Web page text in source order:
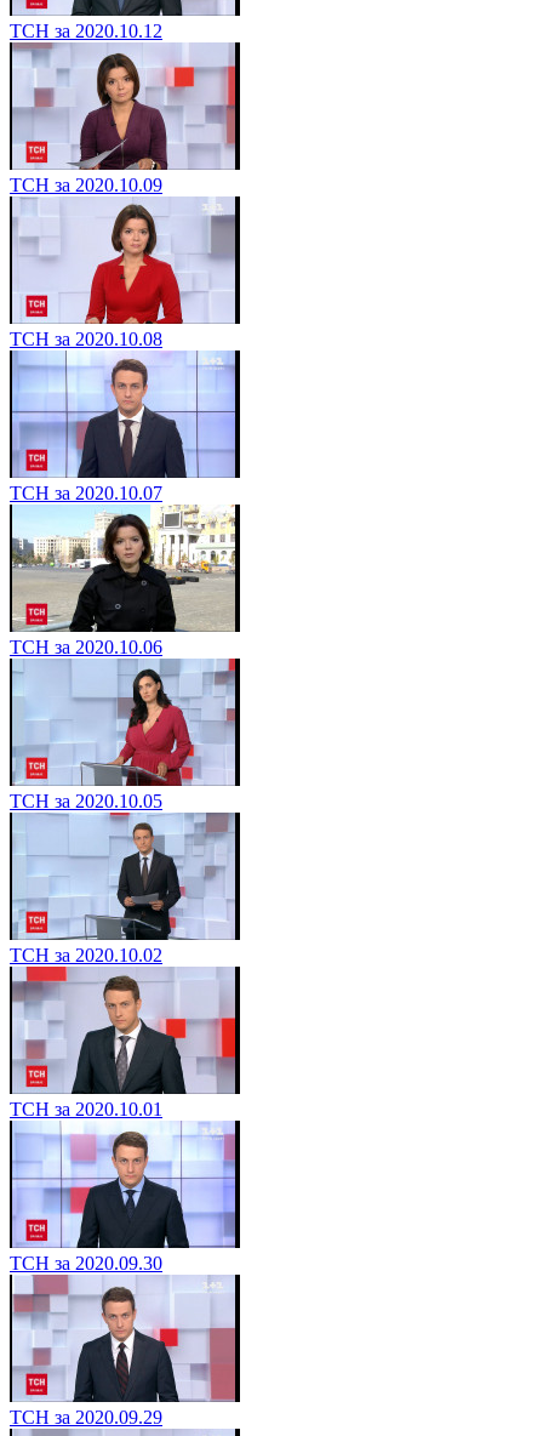
ТСН за 2020.10.12
ТСН за 2020.10.09
ТСН за 2020.10.08
ТСН за 2020.10.07
ТСН за 2020.10.06
ТСН за 2020.10.05
ТСН за 2020.10.02
ТСН за 2020.10.01
ТСН за 2020.09.30
ТСН за 2020.09.29